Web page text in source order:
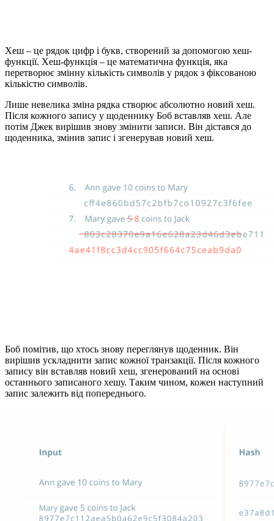
Хеш – це рядок цифр і букв, створений за допомогою хеш-
функції. Хеш-функція – це математична функція, яка
перетворює змінну кількість символів у рядок з фіксованою
кількістю символів.
Лише невелика зміна рядка створює абсолютно новий хеш.
Після кожного запису у щоденнику Боб вставляв хеш. Але
потім Джек вирішив знову змінити записи. Він дістався до
щоденника, змінив запис і згенерував новий хеш.
Боб помітив, що хтось знову переглянув щоденник. Він
вирішив ускладнити запис кожної транзакції. Після кожного
запису він вставляв новий хеш, згенерований на основі
останнього записаного хешу. Таким чином, кожен наступний
запис залежить від попереднього.